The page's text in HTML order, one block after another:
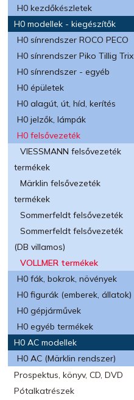
H0 kezdőkészletek
H0 modellek - kiegészítők
H0 sínrendszer ROCO PECO
H0 sínrendszer Piko Tillig Trix
H0 sínrendszer - egyéb
H0 épületek
H0 alagút, út, híd, kerítés
H0 jelzők, lámpák
H0 felsővezeték
VIESSMANN felsővezeték
termékek
Märklin felsővezeték
termékek
Sommerfeldt felsővezeték
Sommerfeldt felsővezeték
(DB villamos)
VOLLMER termékek
H0 fák, bokrok, növények
H0 figurák (emberek, állatok)
H0 gépjárművek
H0 egyéb termékek
H0 AC modellek
H0 AC (Märklin rendszer)
Prospektus, könyv, CD, DVD
Pótalkatrészek